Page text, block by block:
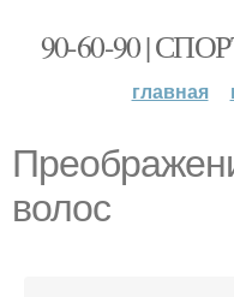
90-60-90 |
главная
волос